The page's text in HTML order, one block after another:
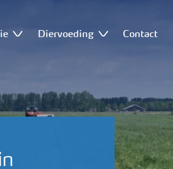
Diervoeding Contact